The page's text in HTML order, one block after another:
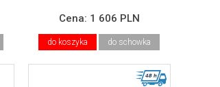
Cena: 1 606 PLN
do koszyka do schowka